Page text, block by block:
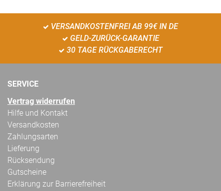
VERSANDKOSTENFREI AB 99€ IN DE
GELD-ZURÜCK-GARANTIE
30 TAGE RÜCKGABERECHT
SERVICE
Vertrag widerrufen
Hilfe und Kontakt
Versandkosten
Zahlungsarten
Lieferung
Rücksendung
Gutscheine
Erklärung zur Barrierefreiheit